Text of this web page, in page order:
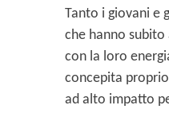
Tanto i giovani e
che hanno subito
con la loro
concepita
ad alto impatto